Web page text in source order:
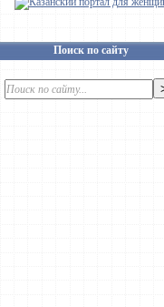
Поиск по сайту